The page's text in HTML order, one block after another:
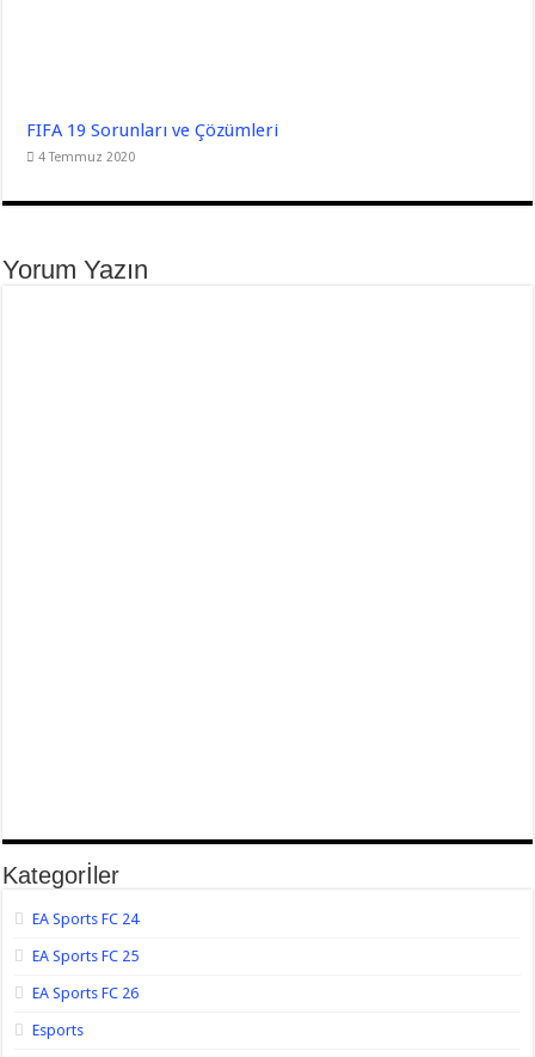
FIFA 19 Sorunları ve Çözümleri
4 Temmuz 2020
Yorum Yazın
Kategorİler
EA Sports FC 24
EA Sports FC 25
EA Sports FC 26
Esports